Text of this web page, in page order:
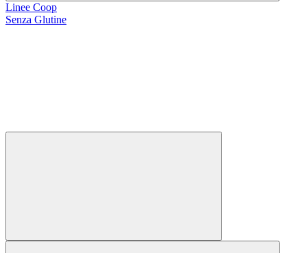
Linee Coop
Senza Glutine